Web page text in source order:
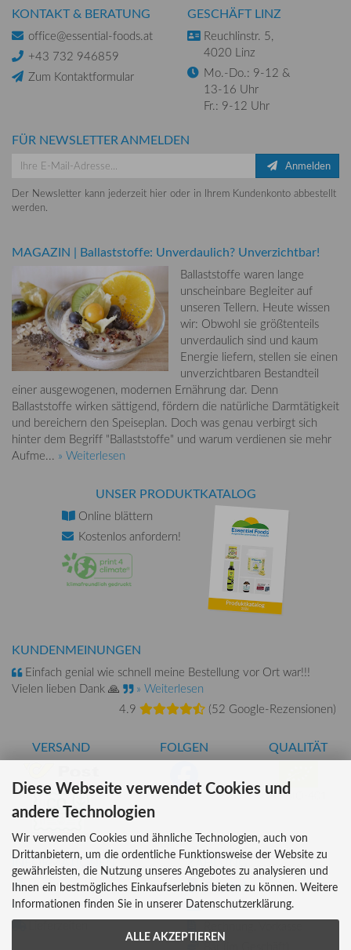
KONTAKT & BERATUNG
office@essential-foods.at
+43 732 946859
Zum Kontaktformular
GESCHÄFT LINZ
Reuchlinstr. 5,
4020 Linz
Mo.-Do.: 9-12 &
13-16 Uhr
Fr.: 9-12 Uhr
FÜR NEWSLETTER ANMELDEN
Anmelden
Der Newsletter kann jederzeit hier oder in Ihrem Kundenkonto abbestellt
werden.
MAGAZIN | Ballaststoffe: Unverdaulich? Unverzichtbar!
Ballaststoffe waren lange
unscheinbare Begleiter auf
unseren Tellern. Heute wissen
wir: Obwohl sie größtenteils
unverdaulich sind und kaum
Energie liefern, stellen sie einen
unverzichtbaren Bestandteil
einer ausgewogenen, modernen Ernährung dar. Denn
Ballaststoffe wirken sättigend, fördern die natürliche Darmtätigkeit
und bereichern den Speiseplan. Doch was genau verbirgt sich
hinter dem Begriff "Ballaststoffe" und warum verdienen sie mehr
Aufme... » Weiterlesen
UNSER PRODUKTKATALOG
Online blättern
Kostenlos anfordern!
KUNDENMEINUNGEN
Einfach genial wie schnell meine Bestellung vor Ort war!!!
Vielen lieben Dank 🙏
» Weiterlesen
4.9
(52 Google-Rezensionen)
VERSAND FOLGEN QUALITÄT
AT-BIO-401
INFORMATIONEN
Über uns
Versandkosten
Lieferzeiten
ZAHLUNG
Kreditkarte
Bar (im Geschäft)
Diese Webseite verwendet Cookies und
andere Technologien
Wir verwenden Cookies und ähnliche Technologien, auch von
Drittanbietern, um die ordentliche Funktionsweise der Website zu
gewährleisten, die Nutzung unseres Angebotes zu analysieren und
Ihnen ein bestmögliches Einkaufserlebnis bieten zu können. Weitere
Informationen finden Sie in unserer Datenschutzerklärung.
ALLE AKZEPTIEREN